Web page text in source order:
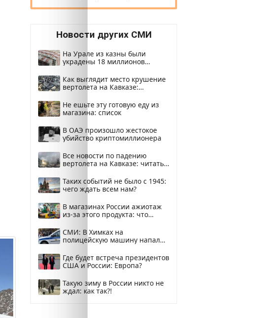
Новости других СМИ
На Урале из казны были
украдены 18 миллионов
Как выглядит место крушение
вертолета на Кавказе:
Не ешьте эту готовую еду из
магазина: список
В ОАЭ произошло жестокое
убийство криптомиллионера
Все новости по падению
вертолета на Кавказе: читать
Таких событий не было с 1945:
чего ждать всем нам?
В магазинах России ажиотаж
из-за этого продукта: что
СМИ: В Химках на
полицейскую машину напали
Где будет встреча президентов
США и России: Европа?
Такую зиму в России никто не
ждал: как так?!